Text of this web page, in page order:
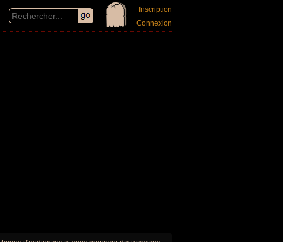
Inscription
Connexion